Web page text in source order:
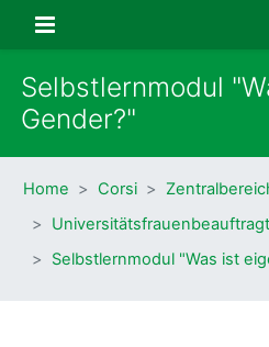
Pannello laterale
Selbstlernmodul
Gender?"
Home Corsi
Selbstlernmodul "Was ist